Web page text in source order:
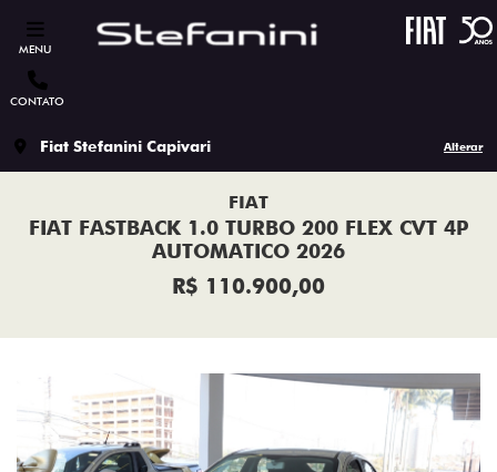
MENU
CONTATO
Fiat Stefanini Capivari Alterar
FIAT
FIAT FASTBACK 1.0 TURBO 200 FLEX CVT 4P
AUTOMATICO 2026
R$ 110.900,00